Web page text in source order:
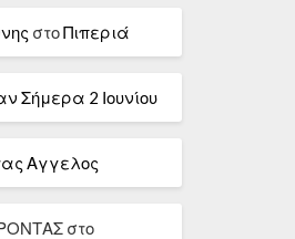
στοΠιπεριά
Σήμερα 2 Ιουνίου
Αγγελος
στο